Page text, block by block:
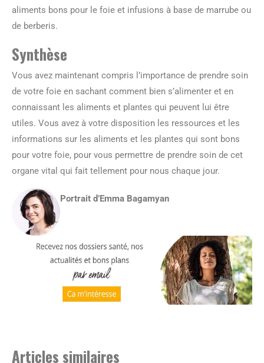
aliments bons pour le foie et infusions à base de marrube ou
de berberis.
Synthèse
Vous avez maintenant compris l’importance de prendre soin
de votre foie en sachant comment bien s’alimenter et en
connaissant les aliments et plantes qui peuvent lui être
utiles. Vous avez à votre disposition les ressources et les
informations sur les aliments et les plantes qui sont bons
pour votre foie, pour vous permettre de prendre soin de cet
organe vital qui fait tellement pour nous chaque jour.
Portrait d’Emma Bagamyan
Articles similaires